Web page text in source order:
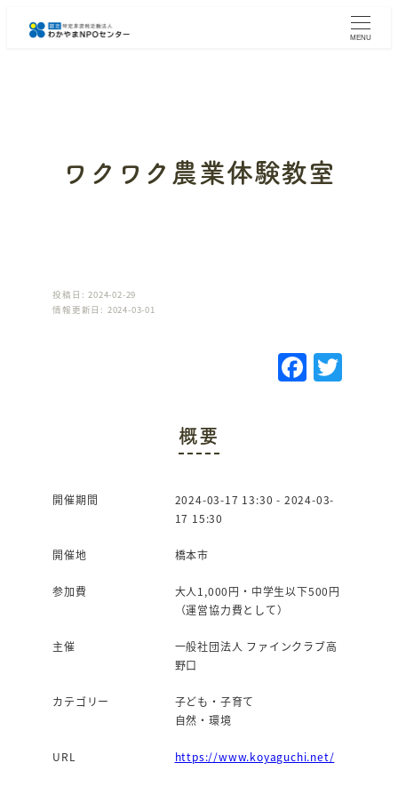
MENU
ワクワク農業体験教室
投稿日: 2024-02-29
情報更新日: 2024-03-01
F
a
o
T
概要
開催期間
2024-03-17 13:30 - 2024-03-
17 15:30
開催地 橋本市
参加費
大人1,000円・中学生以下500円
（運営協力費として）
主催
一般社団法人 ファインクラブ高
野口
カテゴリー
子ども・子育て
自然・環境
URL https://www.koyaguchi.net/